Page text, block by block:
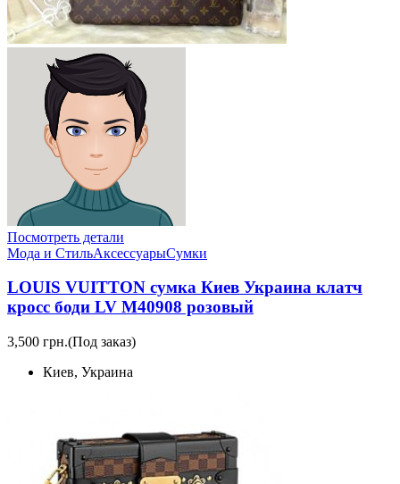
Посмотреть детали
Мода и СтильАксессуарыСумки
LOUIS VUITTON сумка Киев Украина клатч
кросс боди LV M40908 розовый
3,500 грн.(Под заказ)
Киев, Украина